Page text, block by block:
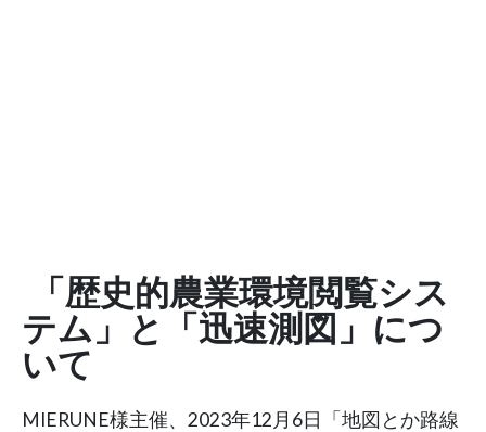
「歴史的農業環境閲覧シス
テム」と「迅速測図」につ
いて
MIERUNE様主催、2023年12月6日「地図とか路線